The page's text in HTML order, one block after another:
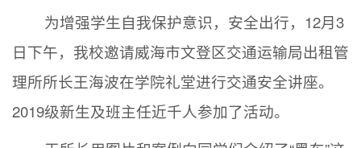
为增强学生自我保护意识，安全出行，12月3
日下午，我校邀请威海市文登区交通运输局出租管
理所所长王海波在学院礼堂进行交通安全讲座。
2019级新生及班主任近千人参加了活动。